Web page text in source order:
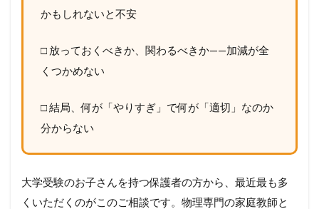
かもしれないと不安
□ 放っておくべきか、関わるべきか——加減が全
くつかめない
□ 結局、何が「やりすぎ」で何が「適切」なのか
分からない
大学受験のお子さんを持つ保護者の方から、最近最も多
くいただくのがこのご相談です。物理専門の家庭教師と